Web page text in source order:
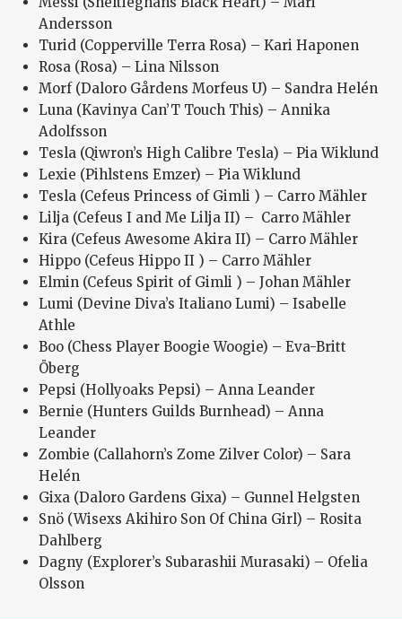
Andersson
Turid (Copperville Terra Rosa) – Kari Haponen
Rosa (Rosa) – Lina Nilsson
Morf (Daloro Gårdens Morfeus U) – Sandra Helén
Luna (Kavinya Can’T Touch This) – Annika
Adolfsson
Tesla (Qiwron’s High Calibre Tesla) – Pia Wiklund
Lexie (Pihlstens Emzer) – Pia Wiklund
Tesla (Cefeus Princess of Gimli ) – Carro Mähler
Lilja (Cefeus I and Me Lilja II) – Carro Mähler
Kira (Cefeus Awesome Akira II) – Carro Mähler
Hippo (Cefeus Hippo II ) – Carro Mähler
Elmin (Cefeus Spirit of Gimli ) – Johan Mähler
Lumi (Devine Diva’s Italiano Lumi) – Isabelle
Athle
Boo (Chess Player Boogie Woogie) – Eva-Britt
Öberg
Pepsi (Hollyoaks Pepsi) – Anna Leander
Bernie (Hunters Guilds Burnhead) – Anna
Leander
Zombie (Callahorn’s Zome Zilver Color) – Sara
Helén
Gixa (Daloro Gardens Gixa) – Gunnel Helgsten
Snö (Wisexs Akihiro Son Of China Girl) – Rosita
Dahlberg
Dagny (Explorer’s Subarashii Murasaki) – Ofelia
Olsson